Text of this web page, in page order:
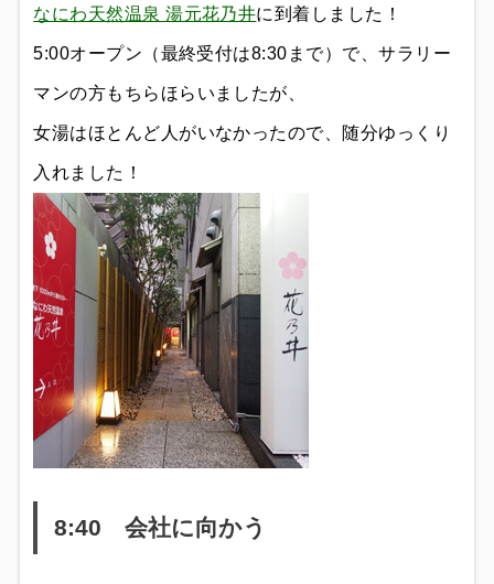
なにわ天然温泉 湯元花乃井に到着しました！
5:00オープン（最終受付は8:30まで）で、サラリー
マンの方もちらほらいましたが、
女湯はほとんど人がいなかったので、随分ゆっくり
入れました！
8:40 会社に向かう